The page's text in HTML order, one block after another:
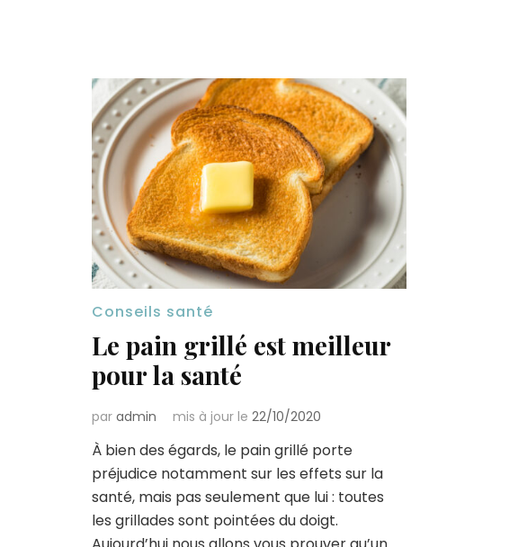
Conseils santé
Le pain grillé est meilleur
pour la santé
par admin mis à jour le 22/10/2020
À bien des égards, le pain grillé porte
préjudice notamment sur les effets sur la
santé, mais pas seulement que lui : toutes
les grillades sont pointées du doigt.